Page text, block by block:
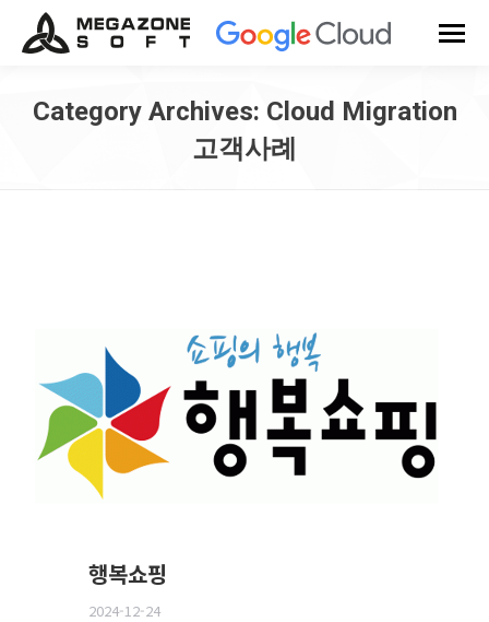
Category Archives: Cloud Migration
고객사례
행복쇼핑
2024-12-24